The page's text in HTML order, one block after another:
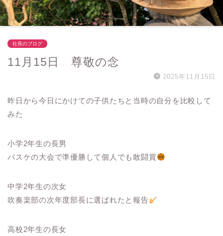
社長のブログ
11月15日 尊敬の念
2025年11月15日
昨日から今日にかけての子供たちと当時の自分を比較して
みた
小学2年生の長男
バスケの大会で準優勝して個人でも敢闘賞
中学2年生の次女
吹奏楽部の次年度部長に選ばれたと報告
高校2年生の長女